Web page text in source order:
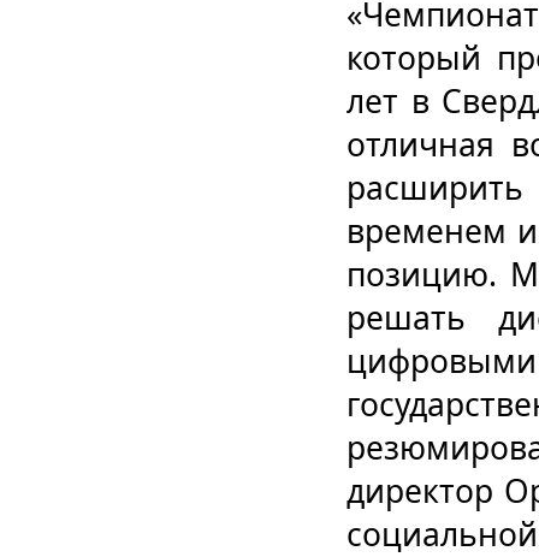
который
лет в
отличная
временем
позицию.
решать
цифровыми
директор